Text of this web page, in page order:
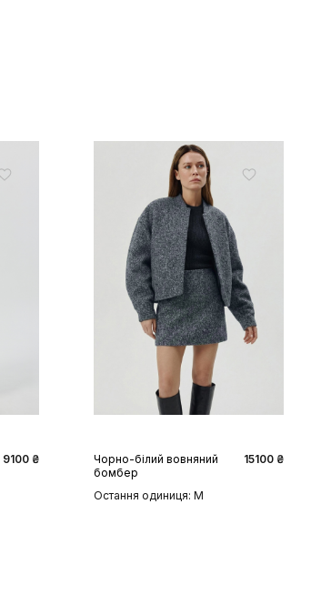
9100 ₴
M
Чорно-білий вовняний
бомбер
15100 ₴
Остання одиниця: M